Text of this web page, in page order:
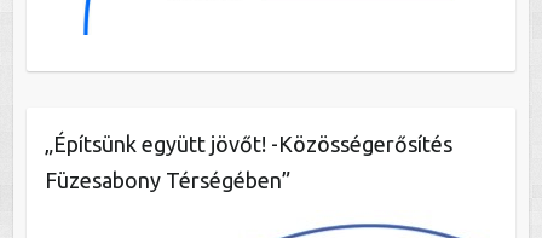
„Építsünk együtt jövőt! -Közösségerősítés
Füzesabony Térségében”